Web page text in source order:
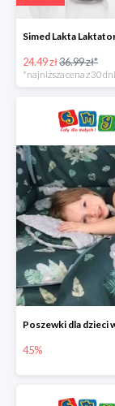
24.49 zł36.99 zł*
45%